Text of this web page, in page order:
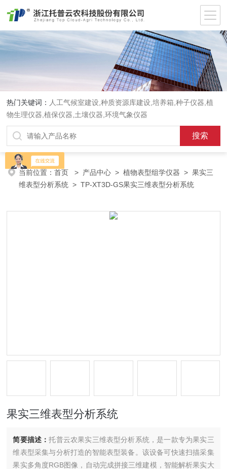
热门关键词： 人工气候室建设,种质资源库建设,培养箱,种子仪器,植
物生理仪器,植保仪器,土壤仪器,环境气象仪器
当前位置：首页 > 产品中心 >植物表型组学仪器 >果实三
维表型分析系统 > TP-XT3D-GS果实三维表型分析系统
果实三维表型分析系统
简要描述：托普云农果实三维表型分析系统，是一款专为果实三
维表型采集与分析打造的智能表型装备。该设备可快速扫描采集
果实多角度RGB图像，自动完成拼接三维建模，智能解析果实大